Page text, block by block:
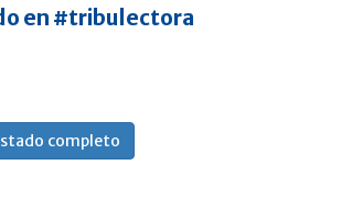
en #tribulectora
completo